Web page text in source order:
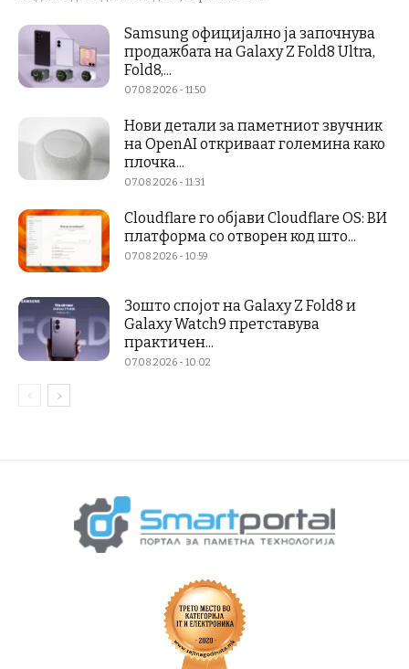
Samsung официјално ја започнува
продажбата на Galaxy Z Fold8 Ultra,
Fold8,...
07.08.2026 - 11:50
Нови детали за паметниот звучник
на OpenAI откриваат големина како
плочка...
07.08.2026 - 11:31
Cloudflare го објави Cloudflare OS: ВИ
платформа со отворен код што...
07.08.2026 - 10:59
Зошто спојот на Galaxy Z Fold8 и
Galaxy Watch9 претставува
практичен...
07.08.2026 - 10:02